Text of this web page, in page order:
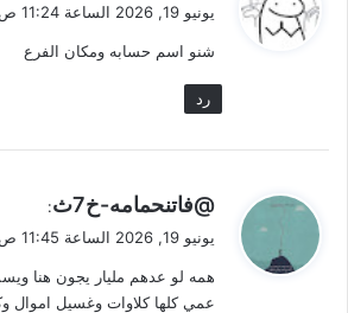
ل
يونيو 19, 2026 الساعة 11:24 ص
شنو اسم حسابه ومكان الفرع
رد
ي
ل
@فاتنحمامه-خ7ث
:
يونيو 19, 2026 الساعة 11:45 ص
همه لو عدهم مليار يجون هنا
عمي كلها كلاوات وغسيل اموال